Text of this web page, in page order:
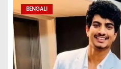
BENGALI